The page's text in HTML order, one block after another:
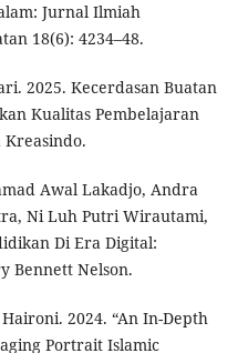
Jurnal Ilmiah
18(6): 4234–48.
2025. Kecerdasan Buatan
Kualitas Pembelajaran
Kreasindo.
Awal Lakadjo, Andra
Ni Luh Putri Wirautami,
Di Era Digital:
Bennett Nelson.
2024. “An In-Depth
Portrait Islamic